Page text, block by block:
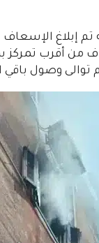
من أقرب تمركز